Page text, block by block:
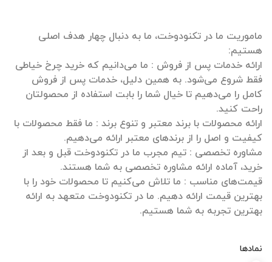
ماموریت ما در تکنودوخت، ما به دنبال چهار هدف اصلی
ارائه خدمات پس از فروش : ما می‌دانیم که خرید چرخ خیاطی
فقط شروع می‌شود. به همین دلیل، خدمات پس از فروش
کامل را می‌دهیم تا خیال شما را بابت استفاده از محصولتان
ارائه محصولات با برند معتبر و تنوع برند : ما فقط محصولات با
مشاوره تخصصی : تیم مجرب ما در تکنودوخت قبل و بعد از
قیمت‌های مناسب : ما تلاش می‌کنیم تا محصولات خود را با
بهترین قیمت ارائه دهیم. ما در تکنودوخت متعهد به ارائه
بهترین تجربه به شما هستیم.
نمادها